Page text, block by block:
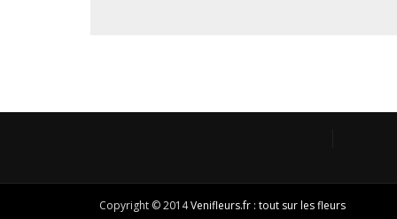
Copyright © 2014Venifleurs.fr : tout sur les fleurs